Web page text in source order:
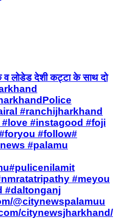
व लोडेड देशी कट्टा के साथ दो
#ranchijharkhand
#instagood #foji
#follow#
#palamu
#meyou
#daltonganj
@citynewspalamuu
citynewsjharkhand/